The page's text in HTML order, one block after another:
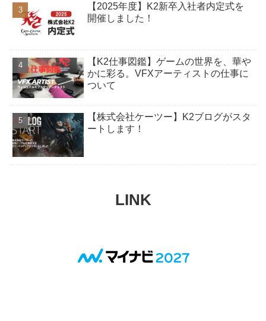
【2025年度】K2新卒入社者内定式を
開催しました！
【K2仕事図鑑】ゲームの世界を、華や
かに彩る。VFXアーティストの仕事に
ついて
【株式会社ケーツー】K2ブログがスタ
ートします！
LINK